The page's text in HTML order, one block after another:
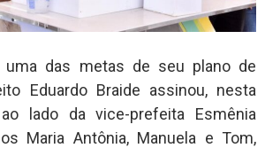
uma das metas de seu plano de
Eduardo Braide assinou, nesta
lado da vice-prefeita Esmênia
Maria Antônia, Manuela e Tom,